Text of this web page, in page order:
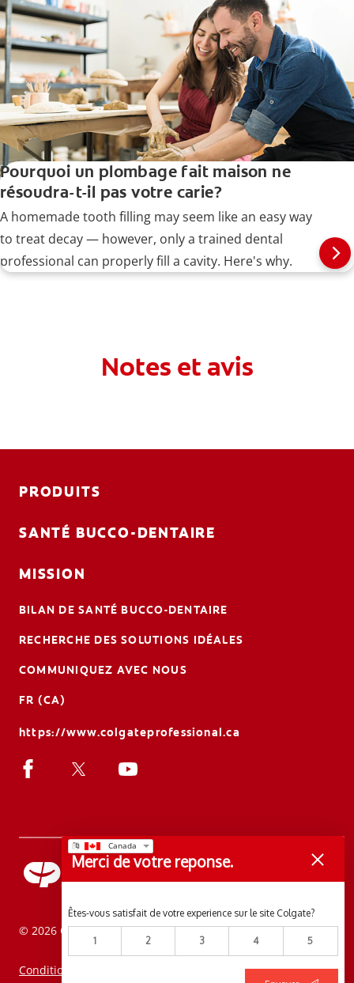
Pourquoi un plombage fait maison ne
résoudra-t-il pas votre carie?
A homemade tooth filling may seem like an easy way
to treat decay — however, only a trained dental
professional can properly fill a cavity. Here's why.
Notes et avis
PRODUITS
SANTÉ BUCCO-DENTAIRE
MISSION
BILAN DE SANTÉ BUCCO-DENTAIRE
RECHERCHE DES SOLUTIONS IDÉALES
COMMUNIQUEZ AVEC NOUS
FR (CA)
https://www.colgateprofessional.ca
© 2026 Colgate-Palmolive Company. Tous droits réservés.
Conditions d'utilisation
Merci de votre reponse.
Êtes-vous satisfait de votre experience sur le site Colgate?
1 2 3 4 5